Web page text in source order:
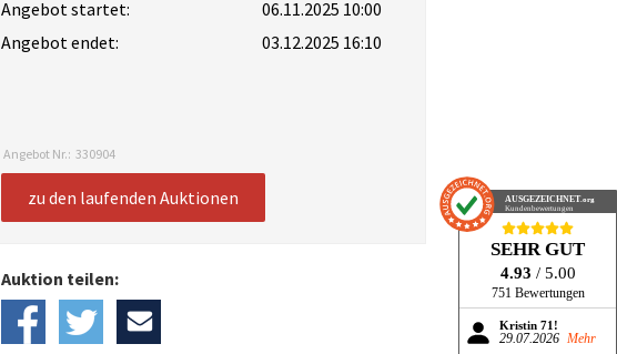
Angebot startet:
06.11.2025 10:00
Angebot endet:
03.12.2025 16:10
Angebot Nr.: 330904
zu den laufenden Auktionen
Auktion teilen:
AUSGEZEICHNET.org
Kundenbewertungen
SEHR GUT
4.93 / 5.00
751 Bewertungen
Kristin 71!
29.07.2026 Mehr